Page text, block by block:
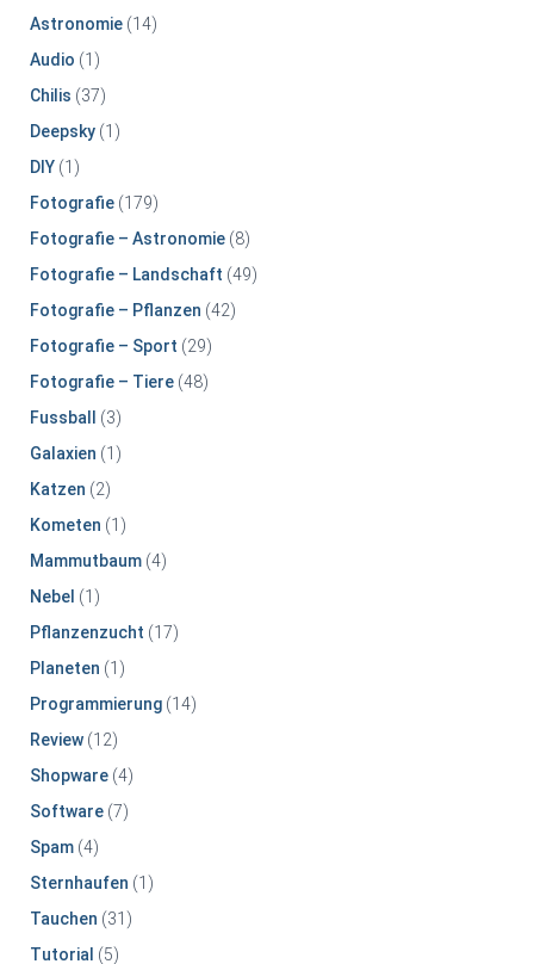
Astronomie (14)
Audio (1)
Chilis (37)
Deepsky (1)
DIY (1)
Fotografie (179)
Fotografie – Astronomie (8)
Fotografie – Landschaft (49)
Fotografie – Pflanzen (42)
Fotografie – Sport (29)
Fotografie – Tiere (48)
Fussball
(3)
Galaxien (1)
Katzen (2)
Kometen (1)
Mammutbaum (4)
Nebel (1)
Pflanzenzucht (17)
Planeten (1)
Programmierung (14)
Review (12)
Shopware (4)
Software (7)
Spam (4)
Sternhaufen (1)
Tauchen (31)
Tutorial (5)